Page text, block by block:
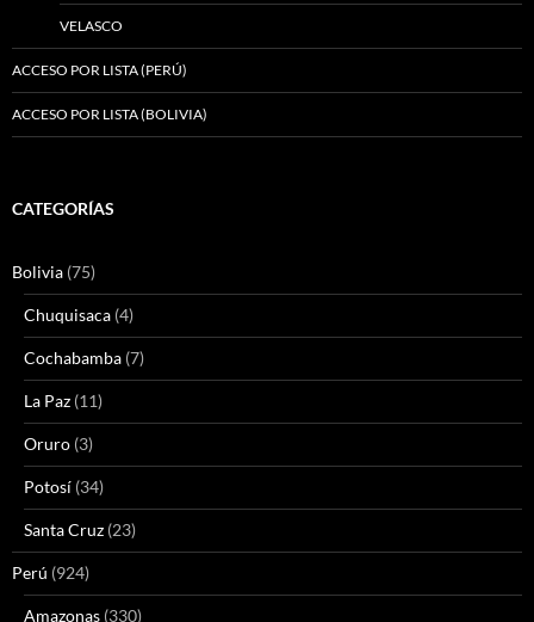
VELASCO
ACCESO POR LISTA (PERÚ)
ACCESO POR LISTA (BOLIVIA)
CATEGORÍAS
Bolivia (75)
Chuquisaca (4)
Cochabamba (7)
La Paz (11)
Oruro (3)
Potosí (34)
Santa Cruz (23)
Perú (924)
Amazonas (330)